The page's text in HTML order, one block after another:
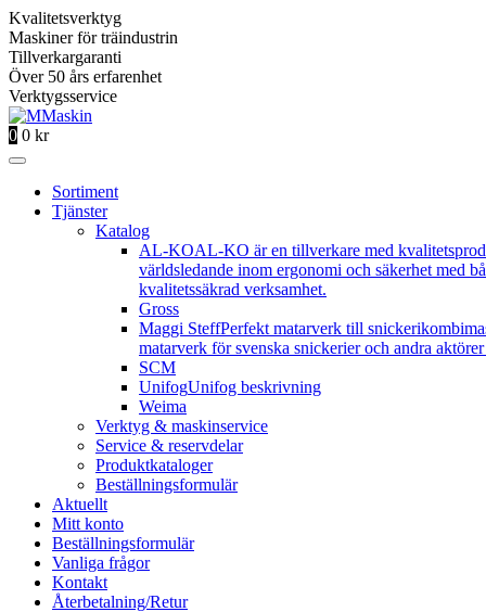
Kvalitetsverktyg
Maskiner för träindustrin
Tillverkargaranti
Över 50 års erfarenhet
Verktygsservice
0 0 kr
Sortiment
Tjänster
Katalog
AL-KOAL-KO är en tillverkare med
världsledande inom ergonomi och säkerhet med
kvalitetssäkrad verksamhet.
Gross
Maggi SteffPerfekt matarverk till
matarverk för svenska snickerier och andra
SCM
UnifogUnifog beskrivning
Weima
Verktyg & maskinservice
Service & reservdelar
Produktkataloger
Beställningsformulär
Aktuellt
Mitt konto
Beställningsformulär
Vanliga frågor
Kontakt
Återbetalning/Retur